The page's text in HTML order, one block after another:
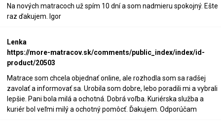
Na nových matracoch už spím 10 dní a som nadmieru spokojný. Ešte
raz ďakujem. Igor
Lenka
https://more-matracov.sk/comments/public_index/index/id-
product/20503
Matrace som chcela objednať online, ale rozhodla som sa radšej
zavolať a informovať sa. Urobila som dobre, lebo poradili mi a vybrali
lepšie. Pani bola milá a ochotná. Dobrá voľba. Kuriérska služba a
kuriér bol veľmi milý a ochotný pomôcť. Ďakujem. Odporúčam